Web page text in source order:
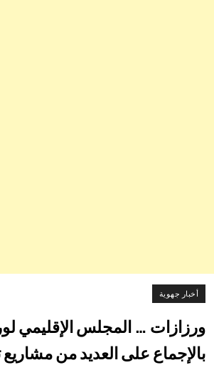
أخبار جهوية
ورزازات … ​المجلس الإقليمي
بالإجماع على العديد من مشاريع